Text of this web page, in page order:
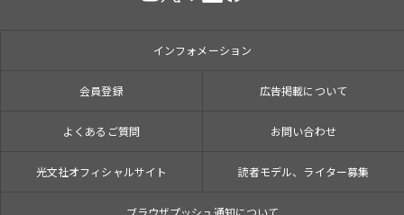
インフォメーション
会員登録 広告掲載について
よくあるご質問 お問い合わせ
光文社オフィシャルサイト 読者モデル、ライター募集
ブラウザプッシュ通知について